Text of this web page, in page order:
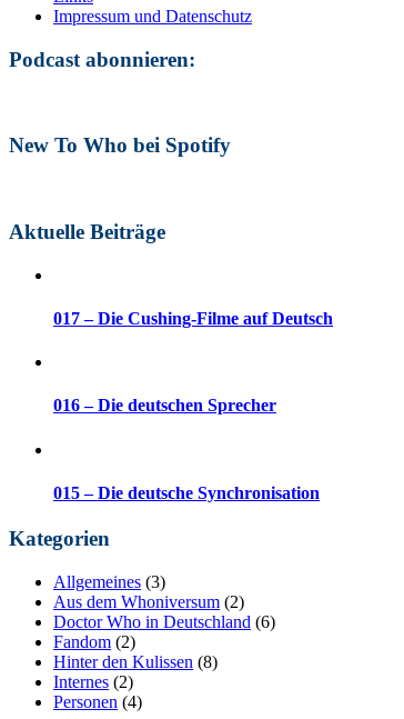
Impressum und Datenschutz
Podcast abonnieren:
New To Who bei Spotify
Aktuelle Beiträge
017 – Die Cushing-Filme auf Deutsch
016 – Die deutschen Sprecher
015 – Die deutsche Synchronisation
Kategorien
Allgemeines (3)
Aus dem Whoniversum (2)
Doctor Who in Deutschland (6)
Fandom (2)
Hinter den Kulissen (8)
Internes (2)
Personen (4)